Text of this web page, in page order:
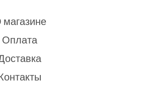
магазине
Оплата